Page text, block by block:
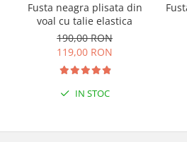
Fusta neagra plisata din
voal cu talie elastica
190,00 RON
119,00 RON
IN STOC